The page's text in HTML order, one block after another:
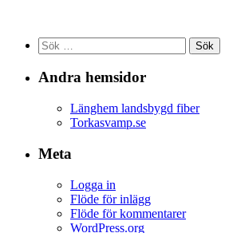
Sök
efter:
Andra hemsidor
Länghem landsbygd fiber
Torkasvamp.se
Meta
Logga in
Flöde för inlägg
Flöde för kommentarer
WordPress.org